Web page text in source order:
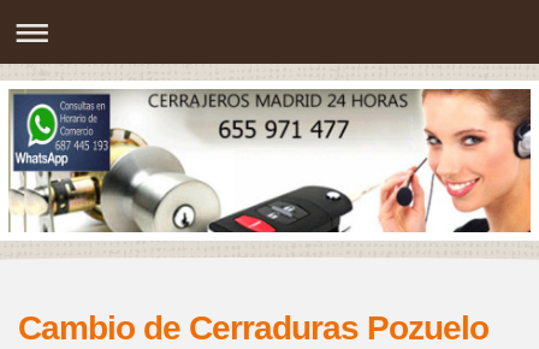
Cambio de Cerraduras Pozuelo